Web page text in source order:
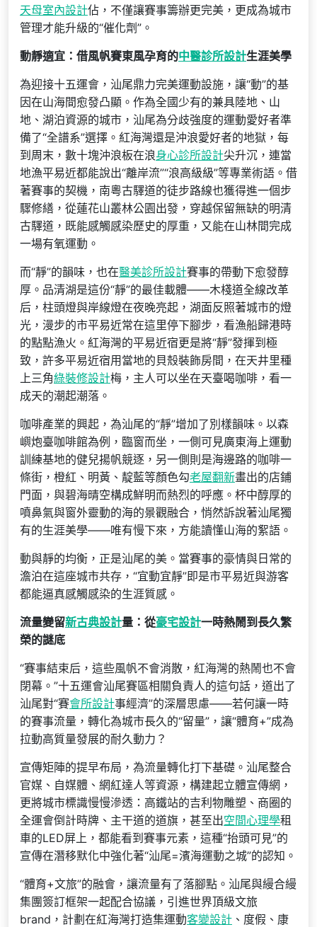
天母室內設計佔，不僅讓賽事籌辦更完美，更成為城市
管理才能升級的“催化劑”。
動靜適宜：借風帆賽東風孕育的中醫診所設計生涯美學
為迎接十五運會，汕尾鼎力完美運動設施，讓“動”的基
因在山海間愈發凸顯。作為全國少有的兼具陸地、山
地、湖泊資源的城市，汕尾為分歧強度的運動愛好者準
備了“全譜系”選擇。紅海灣還是沖浪愛好者的地獄，每
到周末，數十塊沖浪板在浪身心診所設計尖升沉，連當
地漁平易近都能說出“離岸流”“浪高級級”等專業術語。借
著賽事的契機，南粵古驛道的徒步路線也獲得進一個步
驟修繕，從蓮花山叢林公園出發，穿越保留無缺的明清
古驛道，既能感觸感染歷史的厚重，又能在山林間完成
一場有氧運動。
而“靜”的韻味，也在醫美診所設計賽事的帶動下愈發醇
厚。品清湖是這份“靜”的最佳載體——木棧道全線改革
后，柱頭燈與岸線燈在夜晚亮起，湖面反照著城市的燈
光，漫步的市平易近常在這里停下腳步，看漁船歸港時
的點點漁火。紅海灣的平易近宿更是將“靜”發揮到極
致，許多平易近宿用當地的貝殼裝飾房間，在天井里種
上三角綠裝修設計梅，主人可以坐在天臺喝咖啡，看一
成天的潮起潮落。
咖啡產業的興起，為汕尾的“靜”增加了別樣韻味。以森
嶼炮臺咖啡館為例，臨窗而坐，一側可見廣東海上運動
訓練基地的健兒揚帆競逐，另一側則是海邊路的咖啡一
條街，橙紅、明黃、靛藍等顏色勾老屋翻新畫出的店鋪
門面，與碧海晴空構成鮮明而熱烈的呼應。杯中醇厚的
噴鼻氣與窗外靈動的海的景觀融合，悄然訴說著汕尾獨
有的生涯美學——唯有慢下來，方能讀懂山海的絮語。
動與靜的均衡，正是汕尾的美。當賽事的豪情與日常的
澹泊在這座城市共存，“宜動宜靜”即是市平易近與游客
都能逼真感觸感染的生涯質感。
流量變留新古典設計量：從豪宅設計一時熱鬧到長久繁
榮的謎底
“賽事結束后，這些風帆不會消散，紅海灣的熱鬧也不會
閉幕。”十五運會汕尾賽區相關負責人的這句話，道出了
汕尾對“賽會所設計事經濟”的深層思慮——若何讓一時
的賽事流量，轉化為城市長久的“留量”，讓“體育+”成為
拉動高質量發展的耐久動力？
宣傳矩陣的提早布局，為流量轉化打下基礎。汕尾整合
官媒、自媒體、網紅達人等資源，構建起立體宣傳網，
更將城市標識慢慢滲透：高鐵站的吉利物雕塑、商圈的
全運會倒計時牌、主干道的道旗，甚至出空間心理學租
車的LED屏上，都能看到賽事元素，這種“抬頭可見”的
宣傳在潛移默化中強化著“汕尾=濱海運動之城”的認知。
“體育+文旅”的融會，讓流量有了落腳點。汕尾與縵合縵
集團簽訂框架一起配合協議，引進世界頂級文旅
brand，計劃在紅海灣打造集運動客變設計 、度假、康